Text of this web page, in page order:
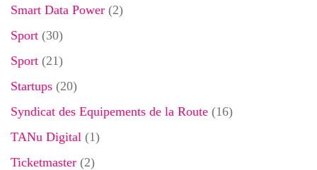
Smart Data Power (2)
Sport (30)
Sport (21)
Startups (20)
Syndicat des Equipements de la Route (16)
TANu Digital (1)
Ticketmaster (2)